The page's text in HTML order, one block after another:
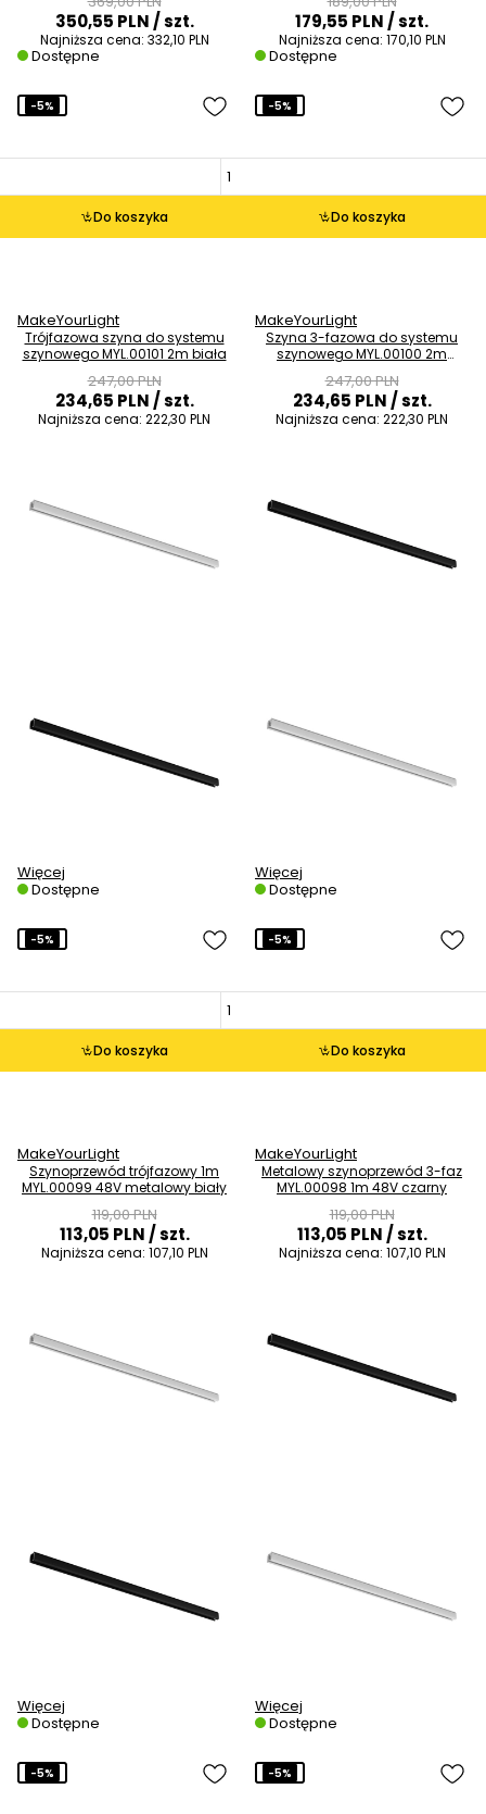
350,55 PLN/ szt.
Najniższa cena: 332,10 PLN
Dostępne
179,55 PLN/ szt.
Najniższa cena: 170,10 PLN
Dostępne
Do koszyka
-5%
MakeYourLight
Trójfazowa szyna do systemu
szynowego MYL.00101 2m biała
247,00 PLN
234,65 PLN/ szt.
Najniższa cena: 222,30 PLN
Więcej
Dostępne
Do koszyka
-5%
MakeYourLight
Szyna 3-fazowa do systemu
szynowego MYL.00100 2m
247,00 PLN
234,65 PLN/ szt.
Najniższa cena: 222,30 PLN
Więcej
Dostępne
Do koszyka
-5%
MakeYourLight
Szynoprzewód trójfazowy 1m
MYL.00099 48V metalowy biały
119,00 PLN
113,05 PLN/ szt.
Najniższa cena: 107,10 PLN
Więcej
Dostępne
Do koszyka
-5%
MakeYourLight
Metalowy szynoprzewód 3-faz
MYL.00098 1m 48V czarny
119,00 PLN
113,05 PLN/ szt.
Najniższa cena: 107,10 PLN
Więcej
Dostępne
-5% -5%